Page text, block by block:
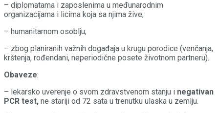
– diplomatama i zaposlenima u međunarodnim
organizacijama i licima koja sa njima žive;
– humanitarnom osoblju;
– zbog planiranih važnih događaja u krugu porodice (venčanja,
krštenja, rođendani, neperiodične posete životnom partneru).
Obaveze:
– lekarsko uverenje o svom zdravstvenom stanju i negativan
PCR test, ne stariji od 72 sata u trenutku ulaska u zemlju.